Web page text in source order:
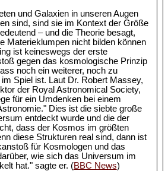
und Galaxien in unseren Augen
sind, sind sie im Kontext der Größe
– und die Theorie besagt,
Materieklumpen nicht bilden können
ist keineswegs der erste
gegen das kosmologische Prinzip
noch ein weiterer, noch zu
Spiel ist. Laut Dr. Robert Massey,
der Royal Astronomical Society,
für ein Umdenken bei einem
Dies ist die siebte große
entdeckt wurde und die der
dass der Kosmos im größten
diese Strukturen real sind, dann ist
für Kosmologen und das
wie sich das Universum im
hat." sagte er. (BBC News)